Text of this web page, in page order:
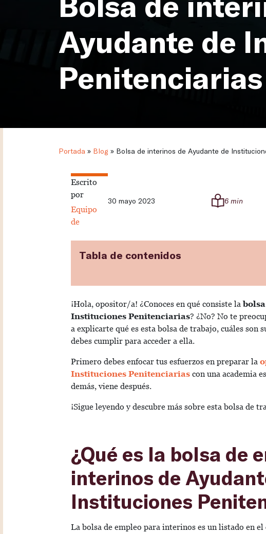
Ayudante de
Penitenciarias
Portada » Blog » Bolsa de interinos de Ayudante de
Escrito
por
Equipo
de
30 mayo 2023 6 min
Tabla de contenidos
¡Hola, opositor/a! ¿Conoces en qué consiste la
Instituciones Penitenciarias? ¿No? No te
a explicarte qué es esta bolsa de trabajo, cuáles son
debes cumplir para acceder a ella.
Primero debes enfocar tus esfuerzos en preparar la
Instituciones Penitenciarias con una academia
demás, viene después.
¡Sigue leyendo y descubre más sobre esta bolsa de
¿Qué es la bolsa de
interinos de
Instituciones
La bolsa de empleo para interinos es un listado en el